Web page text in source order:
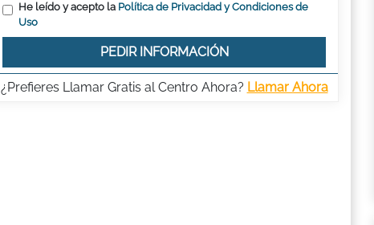
He leído y acepto la Política de Privacidad y Condiciones de
Uso
PEDIR INFORMACIÓN
¿Prefieres Llamar Gratis al Centro Ahora? Llamar Ahora